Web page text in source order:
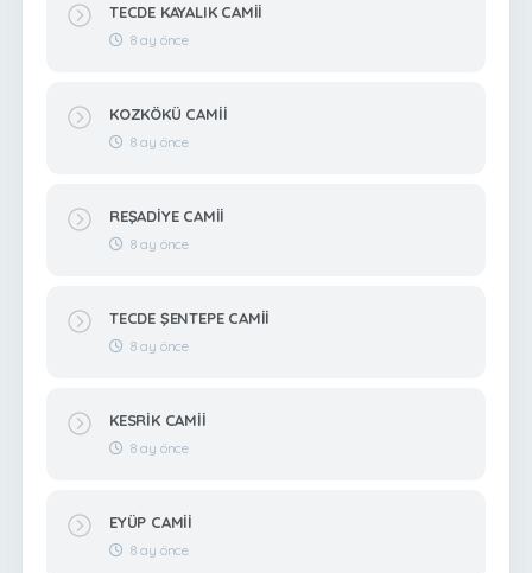
TECDE KAYALIK CAMİİ
8 ay önce
KOZKÖKÜ CAMİİ
8 ay önce
REŞADİYE CAMİİ
8 ay önce
TECDE ŞENTEPE CAMİİ
8 ay önce
KESRİK CAMİİ
8 ay önce
EYÜP CAMİİ
8 ay önce